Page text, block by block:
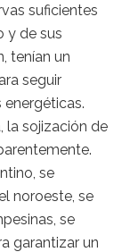
suficientes
y de sus
tenían un
seguir
la sojización de
se
noroeste, se
se
garantizar un